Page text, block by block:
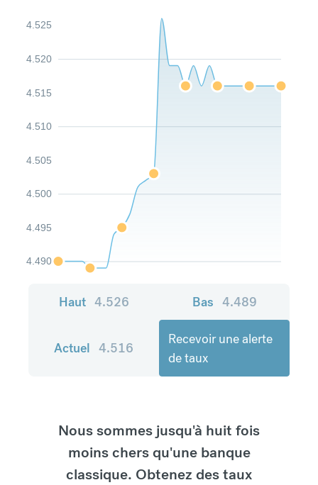
4.490
4.495
4.500
4.505
4.510
4.515
4.520
4.525
Haut 4.526 Bas 4.489
Actuel 4.516
Recevoir une alerte
de taux
Nous sommes jusqu'à huit fois
moins chers qu'une banque
classique. Obtenez des taux